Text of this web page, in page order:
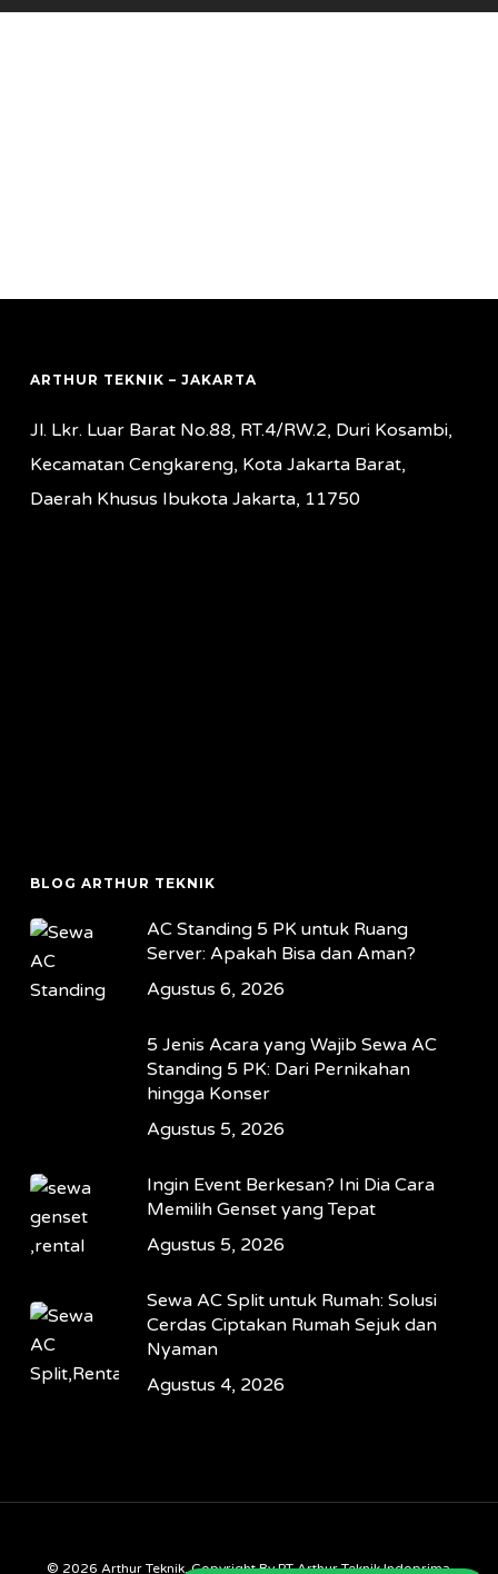
ARTHUR TEKNIK – JAKARTA
Jl. Lkr. Luar Barat No.88, RT.4/RW.2, Duri Kosambi,
Kecamatan Cengkareng, Kota Jakarta Barat,
Daerah Khusus Ibukota Jakarta, 11750
BLOG ARTHUR TEKNIK
AC Standing 5 PK untuk Ruang
Server: Apakah Bisa dan Aman?
Agustus 6, 2026
5 Jenis Acara yang Wajib Sewa AC
Standing 5 PK: Dari Pernikahan
hingga Konser
Agustus 5, 2026
Ingin Event Berkesan? Ini Dia Cara
Memilih Genset yang Tepat
Agustus 5, 2026
Sewa AC Split untuk Rumah: Solusi
Cerdas Ciptakan Rumah Sejuk dan
Nyaman
Agustus 4, 2026
© 2026 Arthur Teknik. Copyright By PT Arthur Teknik Indoprima